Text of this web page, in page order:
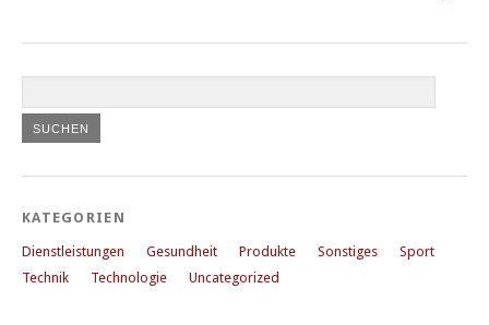
KATEGORIEN
Dienstleistungen Gesundheit Produkte Sonstiges
Sport
Technik
Technologie Uncategorized